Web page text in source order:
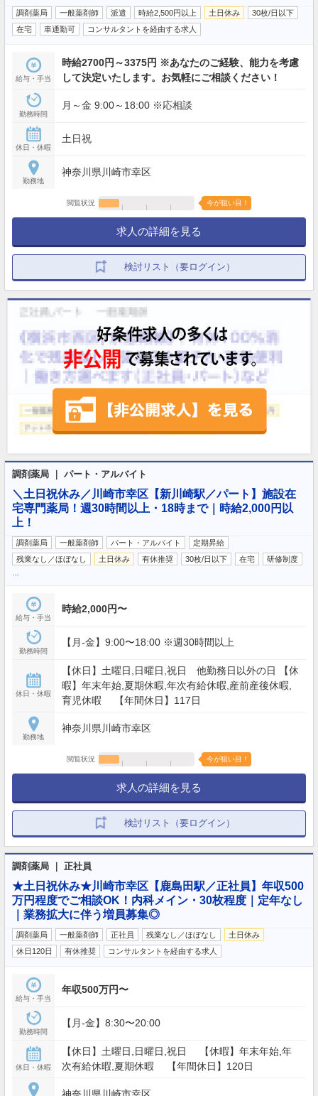
調剤薬局 一般薬剤師 派遣 時給2,500円以上 土日休み
30枚/日以下
在宅
車通勤可 コンサルタントを経由する求人
給与・手当
時給2700円～3375円 ※あなたのご経験、能力を考慮
して決定いたします。お気軽にご相談ください！
勤務時間
月～金 9:00～18:00 ※応相談
休日・休暇
土日祝
勤務地
神奈川県川崎市幸区
閲覧状況 今が狙い目！
求人の詳細を見る
検討リスト（要ログイン）
調剤薬局 ｜ パート・アルバイト
＼土日祝休み／川崎市幸区【新川崎駅／パート】施設在
宅専門薬局！週30時間以上・18時まで｜時給2,000円以
上！
調剤薬局 一般薬剤師 パート・アルバイト
定期昇給
残業なし／ほぼなし
土日休み 有休推奨 30枚/日以下 在宅 研修制度
給与・手当
時給2,000円〜
勤務時間
【月‐金】9:00〜18:00 ※週30時間以上
休日・休暇
【休日】土曜日,日曜日,祝日 他勤務日以外の日 【休
暇】年末年始,夏期休暇,年次有給休暇,産前産後休暇,
育児休暇 【年間休日】117日
勤務地
神奈川県川崎市幸区
閲覧状況 今が狙い目！
求人の詳細を見る
検討リスト（要ログイン）
調剤薬局 ｜ 正社員
★土日祝休み★川崎市幸区【鹿島田駅／正社員】年収500
万円程度でご相談OK！内科メイン・30枚程度｜定年なし
｜業務拡大に伴う増員募集◎
調剤薬局 一般薬剤師 正社員 残業なし／ほぼなし
土日休み
休日120日
有休推奨 コンサルタントを経由する求人
給与・手当
年収500万円〜
勤務時間
【月-金】8:30〜20:00
休日・休暇
【休日】土曜日,日曜日,祝日 【休暇】年末年始,年
次有給休暇,夏期休暇 【年間休日】120日
神奈川県川崎市幸区